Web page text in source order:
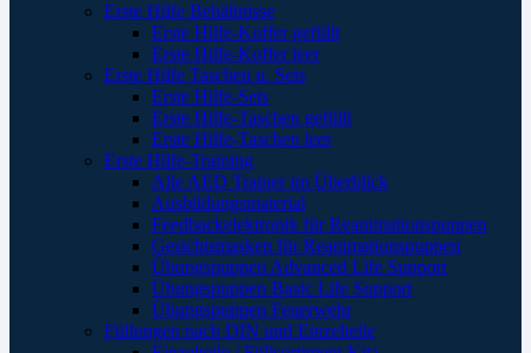
Erste Hilfe Behältnisse
Erste Hilfe-Koffer gefüllt
Erste Hilfe-Koffer leer
Erste Hilfe Taschen u. Sets
Erste Hilfe-Sets
Erste Hilfe-Taschen gefüllt
Erste Hilfe-Taschen leer
Erste Hilfe-Training
Alle AED Trainer im Überblick
Ausbildungsmaterial
Feedbackelektronik für Reanimationspuppen
Gesichtsmasken für Reanimationspuppen
Übungspuppen Advanced Life Support
Übungspuppen Basic Life Support
Übungspuppen Feuerwehr
Füllungen nach DIN und Einzelteile